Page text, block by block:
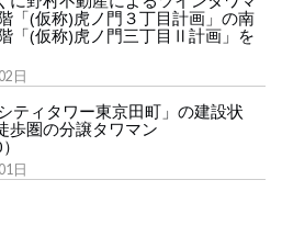
「(仮称)虎ノ門３丁目計画」の南
「(仮称)虎ノ門三丁目Ⅱ計画」を
日
ティタワー東京田町」の建設状
歩圏の分譲タワマン
日